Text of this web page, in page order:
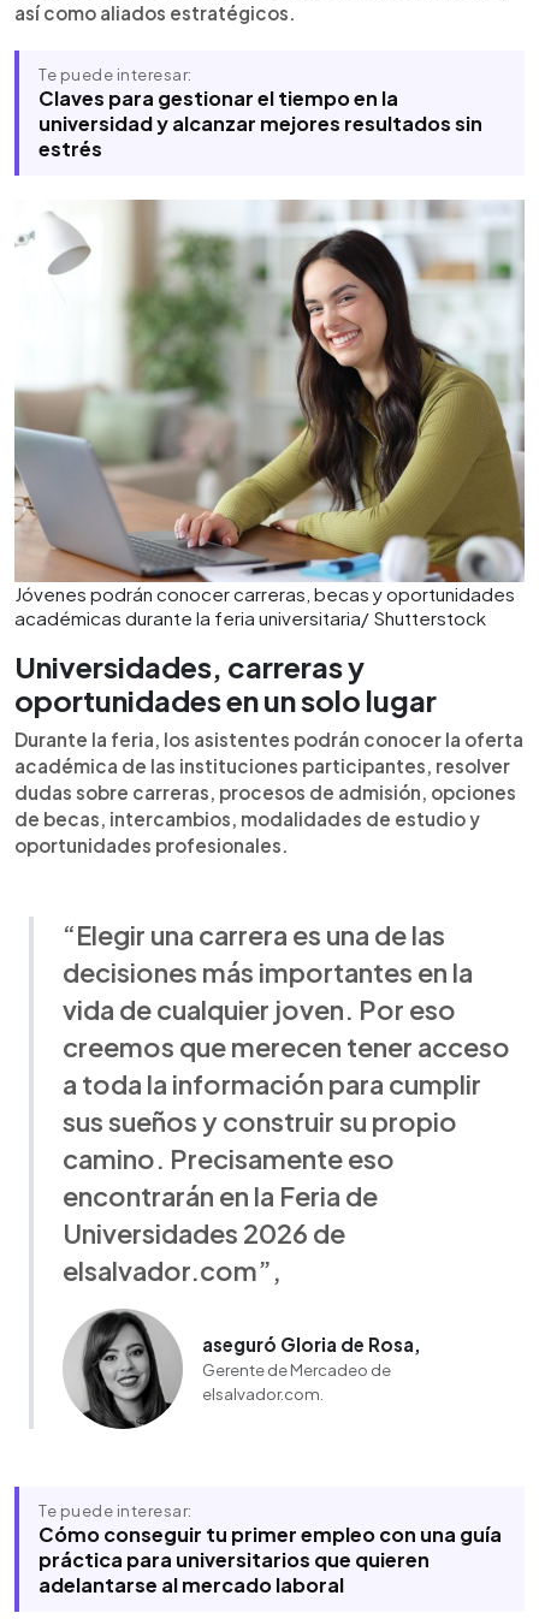
así como aliados estratégicos.
Te puede interesar:
Claves para gestionar el tiempo en la
universidad y alcanzar mejores resultados sin
estrés
Jóvenes podrán conocer carreras, becas y oportunidades
académicas durante la feria universitaria/ Shutterstock
Universidades, carreras y
oportunidades en un solo lugar
Durante la feria, los asistentes podrán conocer la oferta
académica de las instituciones participantes, resolver
dudas sobre carreras, procesos de admisión, opciones
de becas, intercambios, modalidades de estudio y
oportunidades profesionales.
“Elegir una carrera es una de las
decisiones más importantes en la
vida de cualquier joven. Por eso
creemos que merecen tener acceso
a toda la información para cumplir
sus sueños y construir su propio
camino. Precisamente eso
encontrarán en la Feria de
Universidades 2026 de
elsalvador.com”,
aseguró Gloria de Rosa,
Gerente de Mercadeo de
elsalvador.com.
Te puede interesar:
Cómo conseguir tu primer empleo con una guía
práctica para universitarios que quieren
adelantarse al mercado laboral